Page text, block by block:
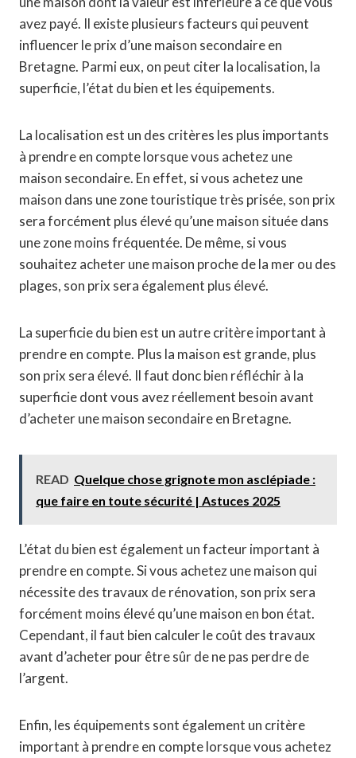
avez payé. Il existe plusieurs facteurs qui peuvent
influencer le prix d’une maison secondaire en
Bretagne. Parmi eux, on peut citer la localisation, la
superficie, l’état du bien et les équipements.
La localisation est un des critères les plus importants
à prendre en compte lorsque vous achetez une
maison secondaire. En effet, si vous achetez une
maison dans une zone touristique très prisée, son prix
sera forcément plus élevé qu’une maison située dans
une zone moins fréquentée. De même, si vous
souhaitez acheter une maison proche de la mer ou des
plages, son prix sera également plus élevé.
La superficie du bien est un autre critère important à
prendre en compte. Plus la maison est grande, plus
son prix sera élevé. Il faut donc bien réfléchir à la
superficie dont vous avez réellement besoin avant
d’acheter une maison secondaire en Bretagne.
READ Quelque chose grignote mon asclépiade :
que faire en toute sécurité | Astuces 2025
L’état du bien est également un facteur important à
prendre en compte. Si vous achetez une maison qui
nécessite des travaux de rénovation, son prix sera
forcément moins élevé qu’une maison en bon état.
Cependant, il faut bien calculer le coût des travaux
avant d’acheter pour être sûr de ne pas perdre de
l’argent.
Enfin, les équipements sont également un critère
important à prendre en compte lorsque vous achetez